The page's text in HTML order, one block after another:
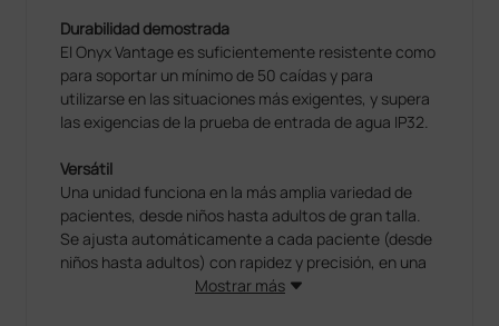
Durabilidad demostrada
El Onyx Vantage es suficientemente resistente como
para soportar un mínimo de 50 caídas y para
utilizarse en las situaciones más exigentes, y supera
las exigencias de la prueba de entrada de agua IP32.
Versátil
Una unidad funciona en la más amplia variedad de
pacientes, desde niños hasta adultos de gran talla.
Se ajusta automáticamente a cada paciente (desde
niños hasta adultos) con rapidez y precisión, en una
amplia variedad de grosores de dedo: de 8 a 25,4 mm
Mostrar más